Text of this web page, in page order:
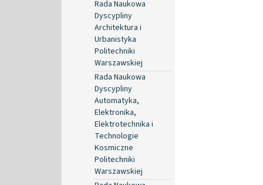
Rada Naukowa
Dyscypliny
Architektura i
Urbanistyka
Politechniki
Warszawskiej
Rada Naukowa
Dyscypliny
Automatyka,
Elektronika,
Elektrotechnika i
Technologie
Kosmiczne
Politechniki
Warszawskiej